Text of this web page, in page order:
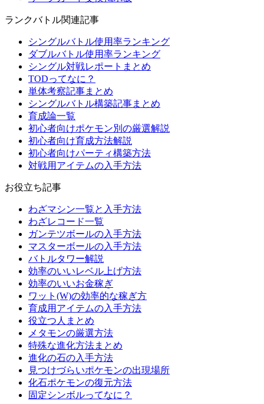
ランクバトル関連記事
シングルバトル使用率ランキング
ダブルバトル使用率ランキング
シングル対戦レポートまとめ
TODってなに？
単体考察記事まとめ
シングルバトル構築記事まとめ
育成論一覧
初心者向けポケモン別の厳選解説
初心者向け育成方法解説
初心者向けパーティ構築方法
対戦用アイテムの入手方法
お役立ち記事
わざマシン一覧と入手方法
わざレコード一覧
ガンテツボールの入手方法
マスターボールの入手方法
バトルタワー解説
効率のいいレベル上げ方法
効率のいいお金稼ぎ
ワット(W)の効率的な稼ぎ方
育成用アイテムの入手方法
役立つ人まとめ
メタモンの厳選方法
特殊な進化方法まとめ
進化の石の入手方法
見つけづらいポケモンの出現場所
化石ポケモンの復元方法
固定シンボルってなに？